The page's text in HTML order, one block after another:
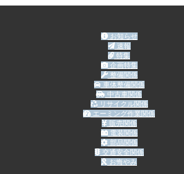
お知らせ
速報
特集
企画特集
整備関係
車体整備関係
中古車関係
リサイクル関係
エーミング作業関係
販売関係
電装関係
部品関係
交通安全関係
お悔やみ